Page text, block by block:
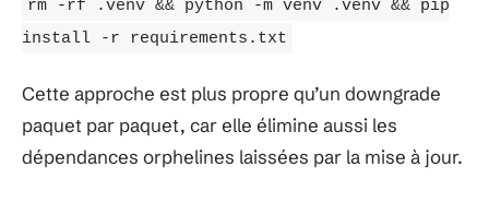
rm -rf .venv && python -m venv .venv && pip
install -r requirements.txt
Cette approche est plus propre qu’un downgrade
paquet par paquet, car elle élimine aussi les
dépendances orphelines laissées par la mise à jour.